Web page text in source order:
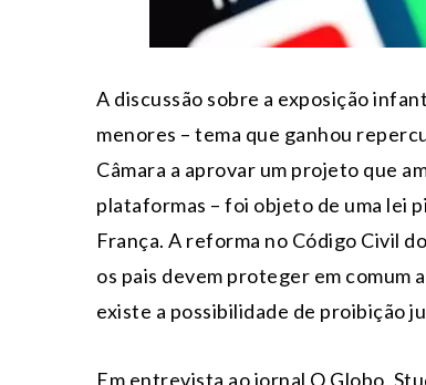
A discussão sobre a exposição
menores – tema que ganhou
Câmara a aprovar um projeto que
plataformas – foi objeto de uma lei
França. A reforma no Código Civil
os pais devem proteger em comum
existe a possibilidade de proibição
Em entrevista ao jornal O Globo,